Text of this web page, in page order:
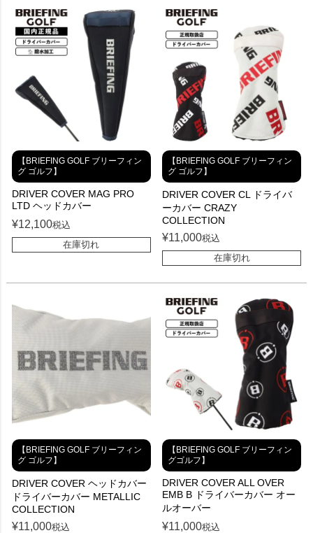
【BRIEFING GOLF ブリーフィン
グ ゴルフ】
DRIVER COVER MAG PRO
LTD ヘッドカバー
¥12,100税込
在庫切れ
【BRIEFING GOLF ブリーフィン
グ ゴルフ】
DRIVER COVER CL ドライバ
ーカバー CRAZY
COLLECTION
¥11,000税込
在庫切れ
【BRIEFING GOLF ブリーフィン
グ ゴルフ】
DRIVER COVER ヘッドカバー
ドライバーカバー METALLIC
COLLECTION
¥11,000税込
【BRIEFING GOLF ブリーフィン
グゴルフ】
DRIVER COVER ALL OVER
EMB B ドライバーカバー オー
ルオーバー
¥11,000税込